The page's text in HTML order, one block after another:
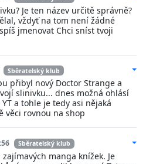
Je ten název určitě správně?
vždyť na tom není žádné
jmenovat Chci sníst tvoji
Sběratelský klub
přibyl nový Doctor Strange a
slinivku... dnes možná ohlásí
a tohle je tedy asi nějaká
věci rovnou na shop
Sběratelský klub
zajímavých manga knížek. Je